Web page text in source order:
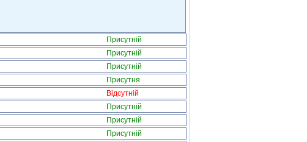
Присутній
Присутній
Присутній
Присутня
Відсутній
Присутній
Присутній
Присутній